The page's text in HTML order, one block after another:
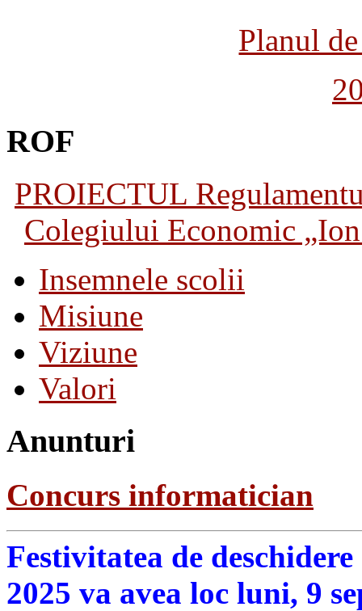
Planul
ROF
PROIECTUL
Colegiului Economic
Insemnele scolii
Misiune
Viziune
Valori
Anunturi
Concurs informatician
Festivitatea de
2025 va avea loc luni, 9